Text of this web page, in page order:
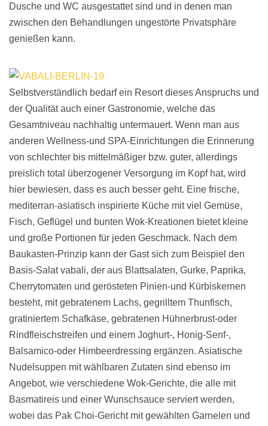
Dusche und WC ausgestattet sind und in denen man
zwischen den Behandlungen ungestörte Privatsphäre
genießen kann.
Selbstverständlich bedarf ein Resort dieses Anspruchs und
der Qualität auch einer Gastronomie, welche das
Gesamtniveau nachhaltig untermauert. Wenn man aus
anderen Wellness-und SPA-Einrichtungen die Erinnerung
von schlechter bis mittelmäßiger bzw. guter, allerdings
preislich total überzogener Versorgung im Kopf hat, wird
hier bewiesen, dass es auch besser geht. Eine frische,
mediterran-asiatisch inspirierte Küche mit viel Gemüse,
Fisch, Geflügel und bunten Wok-Kreationen bietet kleine
und große Portionen für jeden Geschmack. Nach dem
Baukasten-Prinzip kann der Gast sich zum Beispiel den
Basis-Salat vabali, der aus Blattsalaten, Gurke, Paprika,
Cherrytomaten und gerösteten Pinien-und Kürbiskernen
besteht, mit gebratenem Lachs, gegrilltem Thunfisch,
gratiniertem Schafkäse, gebratenen Hühnerbrust-oder
Rindfleischstreifen und einem Joghurt-, Honig-Senf-,
Balsamico-oder Himbeerdressing ergänzen. Asiatische
Nudelsuppen mit wählbaren Zutaten sind ebenso im
Angebot, wie verschiedene Wok-Gerichte, die alle mit
Basmatireis und einer Wunschsauce serviert werden,
wobei das Pak Choi-Gericht mit gewählten Garnelen und